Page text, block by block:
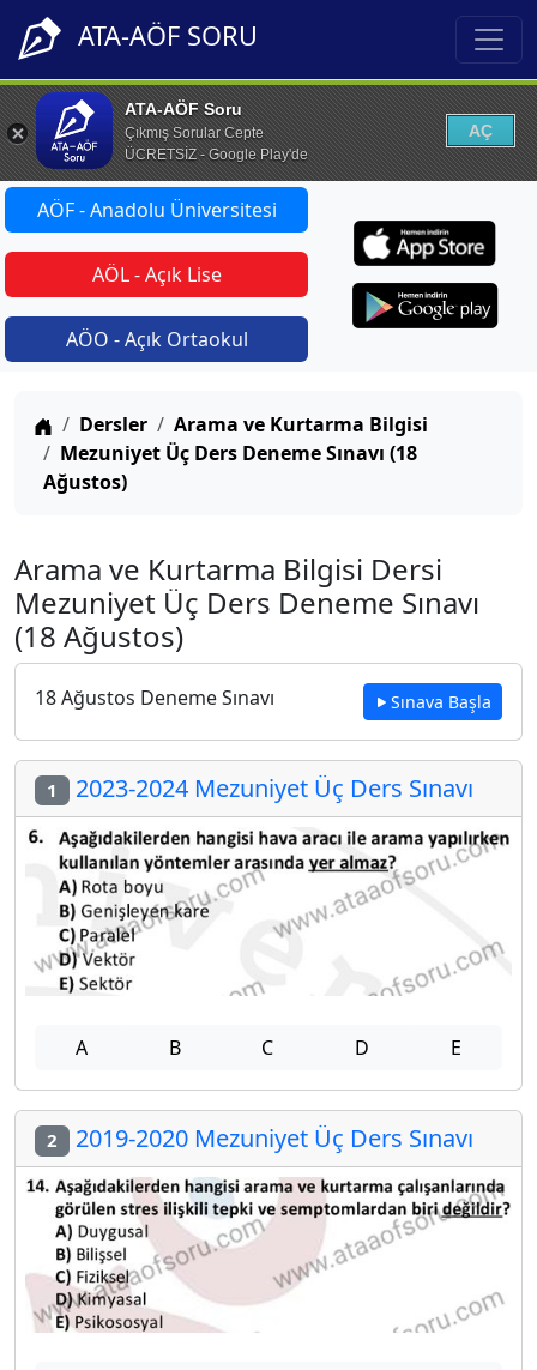
ATA-AÖF SORU
ATA-AÖF Soru
Çıkmış Sorular Cepte
ÜCRETSİZ - Google Play'de
AÇ
AÖF - Anadolu Üniversitesi
AÖL - Açık Lise
AÖO - Açık Ortaokul
Anasayfa
Dersler
Arama ve Kurtarma Bilgisi
Mezuniyet Üç Ders Deneme Sınavı (18
Ağustos)
Arama ve Kurtarma Bilgisi Dersi
Mezuniyet Üç Ders Deneme Sınavı
(18 Ağustos)
18 Ağustos Deneme Sınavı Sınava Başla
1 2023-2024 Mezuniyet Üç Ders Sınavı
A B C D E
2 2019-2020 Mezuniyet Üç Ders Sınavı